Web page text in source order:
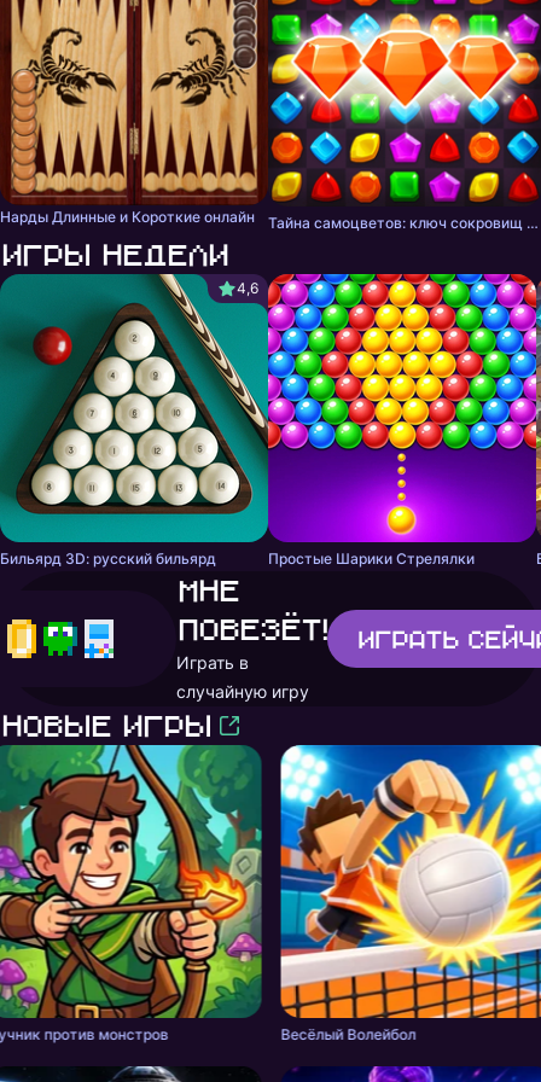
Нарды Длинные и Короткие онлайн Тайна самоцветов: ключ сокровищ - три в ряд
Игры недели
4,6
Бильярд 3D: русский бильярд Простые Шарики Стрелялки
Мне
повезёт!
Играть в
случайную игру
Играть
Новые игры
против монстров Весёлый Волейбол